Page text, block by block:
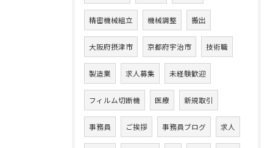
精密機械組立 機械調整 搬出
大阪府摂津市 京都府宇治市 技術職
製造業 求人募集 未経験歓迎
フィルム切断機 医療 新規取引
事務員 ご挨拶 事務員ブログ 求人